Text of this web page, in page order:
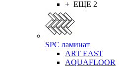
+ ЕЩЕ 2
SPC ламинат
ART EAST
AQUAFLOOR